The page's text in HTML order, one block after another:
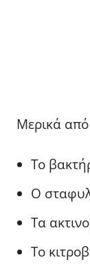
Μερικά από
Το
Ο
Τα
Το